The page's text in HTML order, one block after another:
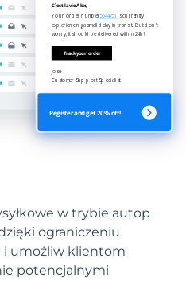
w trybie autop
ograniczeniu
i umożliw klientom
potencjalnymi